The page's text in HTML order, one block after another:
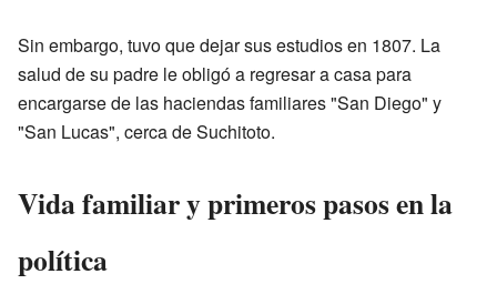
Sin embargo, tuvo que dejar sus estudios en 1807. La
salud de su padre le obligó a regresar a casa para
encargarse de las haciendas familiares "San Diego" y
"San Lucas", cerca de Suchitoto.
Vida familiar y primeros pasos en la
política